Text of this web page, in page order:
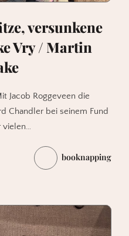
versunkene
Vry / Martin
Jacob Roggeveen die
Chandler bei seinem Fund
vielen…
booknapping